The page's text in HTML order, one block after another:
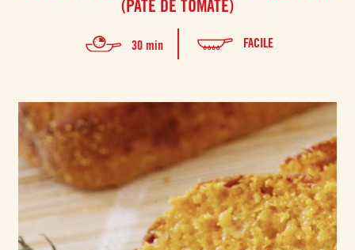
(PÂTE DE TOMATE)
30 min FACILE